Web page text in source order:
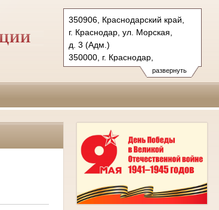
развернуть
350906, Краснодарский край,
г. Краснодар, ул. Морская,
д. 3 (Адм.)
350000, г. Краснодар,
ул. Красная, д.113 (Уг.)
350907, г. Краснодар,
Тел.: (861) 219-24-00